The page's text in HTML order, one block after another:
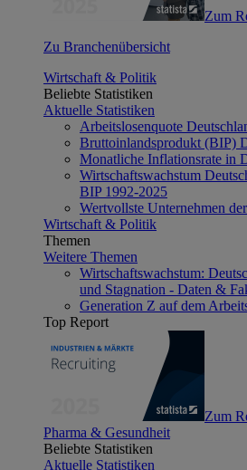
Zum
Zu Branchenübersicht
Wirtschaft & Politik
Beliebte Statistiken
Aktuelle Statistiken
Arbeitslosenquote
Bruttoinlandsprodukt (BIP)
Monatliche Inflationsrate in
Wirtschaftswachstum
BIP 1992-2025
Wertvollste Unternehmen
Wirtschaft & Politik
Themen
Weitere Themen
Wirtschaftswachstum:
und Stagnation - Daten &
Generation Z auf dem
Top Report
Zum
Pharma & Gesundheit
Beliebte Statistiken
Aktuelle Statistiken